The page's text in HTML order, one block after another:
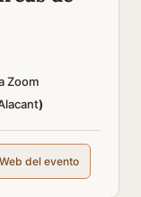
Zoom
)
Web del evento